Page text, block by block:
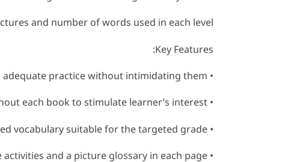
and number of words used in each level.
Key Features:
• Carefully graded material providing learners with adequate practice without intimidating them.
• Colourful amusing pictures throughout each book to stimulate learner’s interest.
• Use of basic grammatical structure and limited vocabulary suitable for the targeted grade.
• Simple activities and a picture glossary in each page.